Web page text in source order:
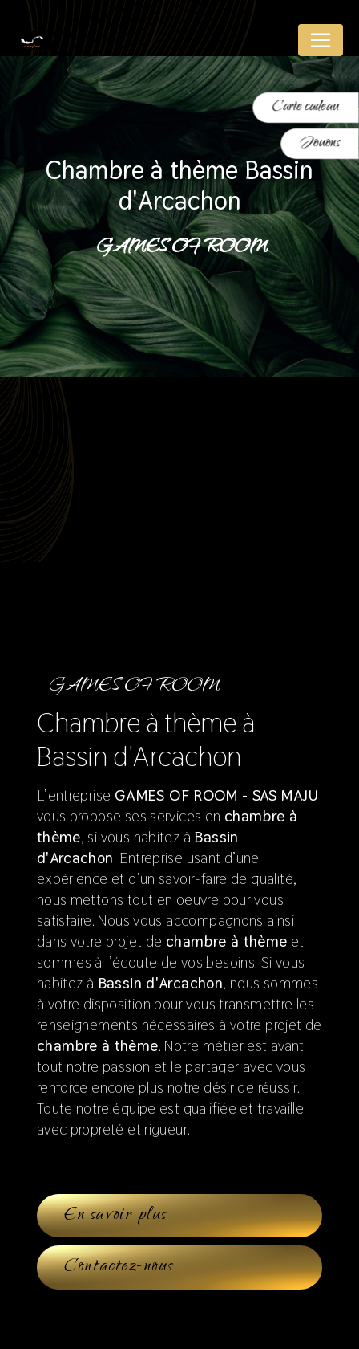
Jouons
Carte cadeau
chambre à thème Bassin
d'Arcachon
GAMES OF ROOM
GAMES OF ROOM
chambre à thème à
Bassin d'Arcachon
L’entreprise GAMES OF ROOM - SAS MAJU
vous propose ses services en chambre à
thème, si vous habitez à Bassin
d'Arcachon. Entreprise usant d’une
expérience et d’un savoir-faire de qualité,
nous mettons tout en oeuvre pour vous
satisfaire. Nous vous accompagnons ainsi
dans votre projet de chambre à thème et
sommes à l’écoute de vos besoins. Si vous
habitez à Bassin d'Arcachon, nous sommes
à votre disposition pour vous transmettre les
renseignements nécessaires à votre projet de
chambre à thème. Notre métier est avant
tout notre passion et le partager avec vous
renforce encore plus notre désir de réussir.
Toute notre équipe est qualifiée et travaille
avec propreté et rigueur.
En savoir plus
Contactez-nous